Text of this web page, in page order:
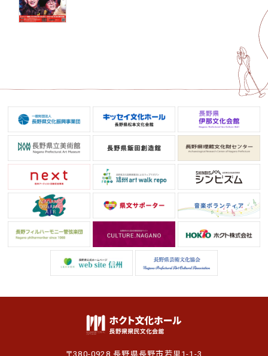
〒380-0928 長野県長野市若里1-1-3